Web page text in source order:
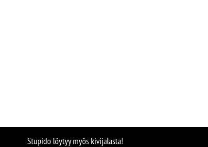
Stupido löytyy myös kivijalasta!